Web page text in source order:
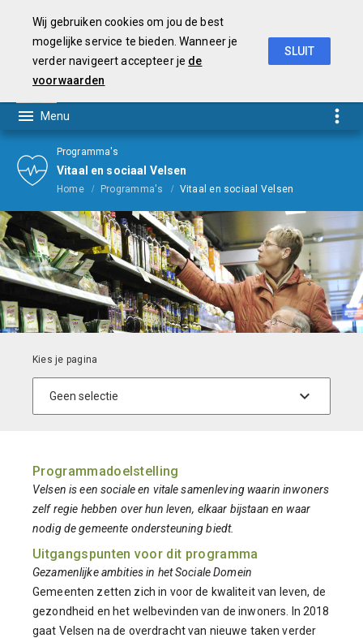
Programma's
Vitaal en sociaal Velsen
Home Programma's Vitaal en sociaal Velsen
Programmadoelstelling
Velsen is een sociale en vitale samenleving waarin inwoners
zelf regie hebben over hun leven, elkaar bijstaan en waar
nodig de gemeente ondersteuning biedt.
Uitgangspunten voor dit programma
Gezamenlijke ambities in het Sociale Domein
Gemeenten zetten zich in voor de kwaliteit van leven, de
gezondheid en het welbevinden van de inwoners. In 2018
gaat Velsen na de overdracht van nieuwe taken verder
Wij gebruiken cookies om jou de best
mogelijke service te bieden. Wanneer je
verder navigeert accepteer je de
voorwaarden
SLUIT